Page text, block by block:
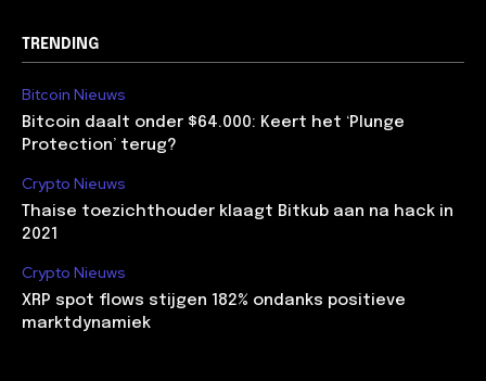
TRENDING
Bitcoin Nieuws
Bitcoin daalt onder $64.000: Keert het ‘Plunge
Protection’ terug?
Crypto Nieuws
Thaise toezichthouder klaagt Bitkub aan na hack in
2021
Crypto Nieuws
XRP spot flows stijgen 182% ondanks positieve
marktdynamiek